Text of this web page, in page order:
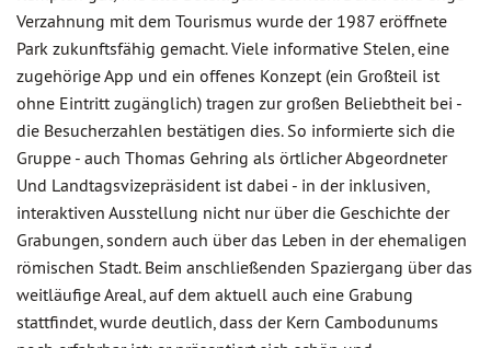
Verzahnung mit dem Tourismus wurde der 1987 eröffnete
Park zukunftsfähig gemacht. Viele informative Stelen, eine
zugehörige App und ein offenes Konzept (ein Großteil ist
ohne Eintritt zugänglich) tragen zur großen Beliebtheit bei -
die Besucherzahlen bestätigen dies. So informierte sich die
Gruppe - auch Thomas Gehring als örtlicher Abgeordneter
Und Landtagsvizepräsident ist dabei - in der inklusiven,
interaktiven Ausstellung nicht nur über die Geschichte der
Grabungen, sondern auch über das Leben in der ehemaligen
römischen Stadt. Beim anschließenden Spaziergang über das
weitläufige Areal, auf dem aktuell auch eine Grabung
stattfindet, wurde deutlich, dass der Kern Cambodunums